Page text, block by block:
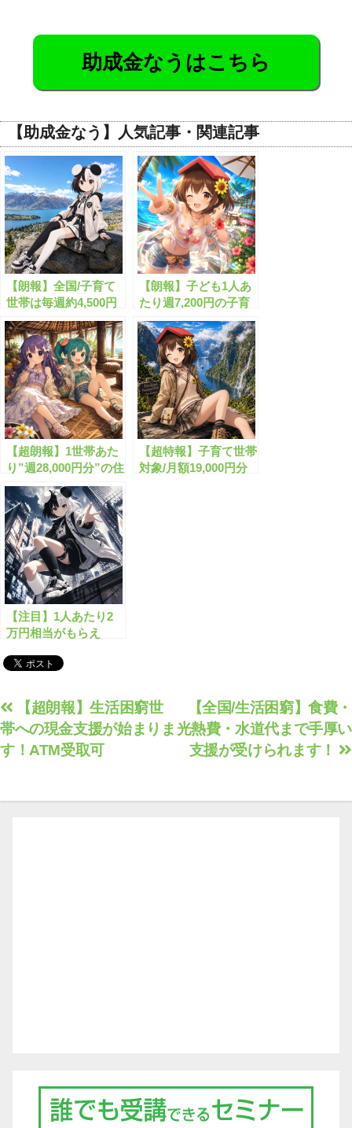
助成金なうはこちら
【助成金なう】人気記事・関連記事
【朗報】全国/子育て
世帯は毎週約4,500円
分がもらえます！
【朗報】子ども1人あ
たり週7,200円の子育
て支援金がもらえま
す！
【超朗報】1世帯あた
り”週28,000円分”の住
宅支援金がもらえま
す！
【超特報】子育て世帯
対象/月額19,000円分
【注目】1人あたり2
万円相当がもらえ
は？
投
稿
ナ
ゲ
【全国/生活困窮】食費・
光熱費・水道代まで手厚い
支援が受けられます！
【超朗報】生活困窮世
帯への現金支援が始まりま
す！ATM受取可